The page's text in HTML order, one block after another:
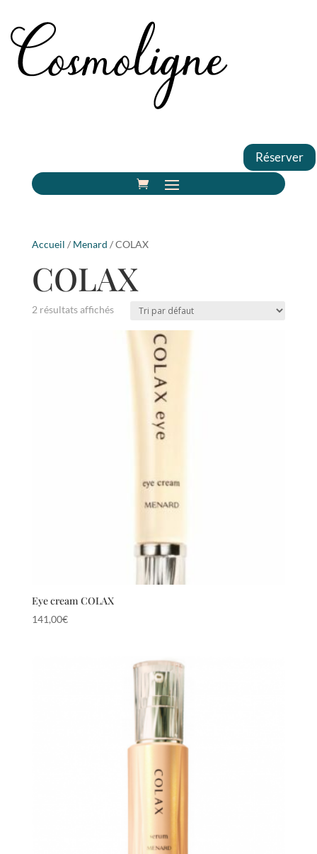
Réserver
Accueil / Menard / COLAX
COLAX
2 résultats affichés
Eye cream COLAX
141,00€